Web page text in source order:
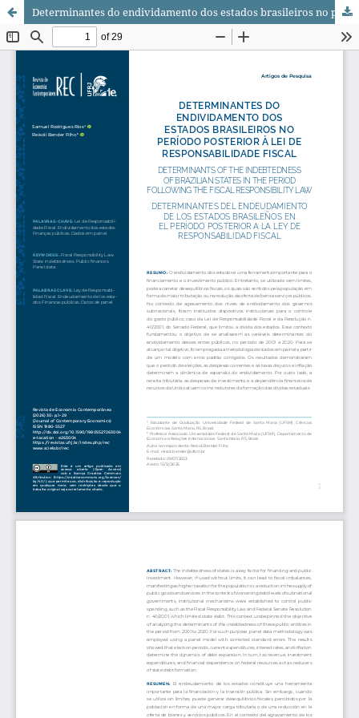
Determinantes do endividamento dos estados brasileiros no período posterior à lei de responsabilidade fiscal